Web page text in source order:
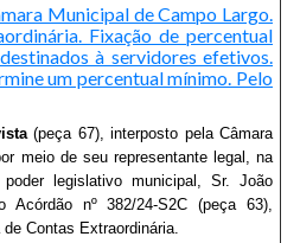
Municipal de Campo Largo.
Fixação de percentual
à servidores efetivos.
um percentual mínimo. Pelo
(peça 67), interposto pela Câmara
meio de seu representante legal, na
legislativo municipal, Sr. João
nº 382/24-S2C (peça 63),
Contas Extraordinária.